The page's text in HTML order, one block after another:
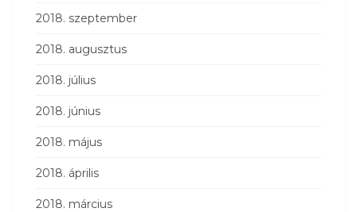
2018. szeptember
2018. augusztus
2018. július
2018. június
2018. május
2018. április
2018. március